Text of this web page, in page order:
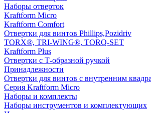
Наборы отверток
Kraftform Micro
Kraftform Comfort
Отвертки для винтов Phillips,Pozidriv
TORX®, TRI-WING®, TORQ-SET
Kraftform Plus
Отвертки с Т-образной ручкой
Принадлежности
Отвертки для винтов с внутренним
Серия Kraftform Micro
Наборы и комплекты
Наборы инструментов и комплектующих